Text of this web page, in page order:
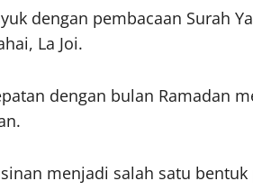
dengan pembacaan Surah
La Joi.
dengan bulan Ramadan
menjadi salah satu